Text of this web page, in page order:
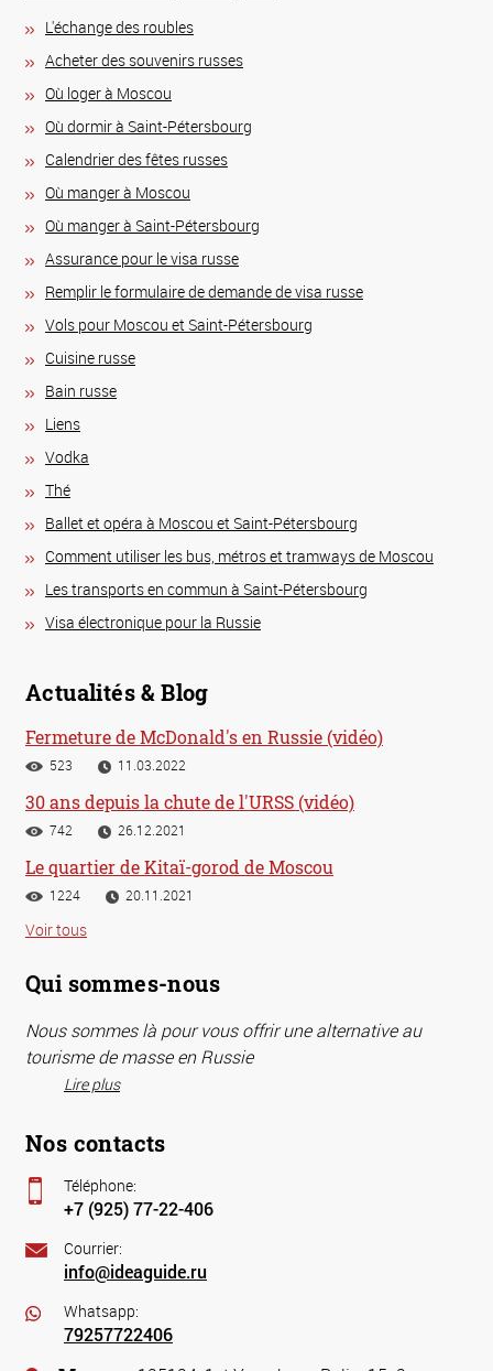
L'échange des roubles
Acheter des souvenirs russes
Où loger à Moscou
Où dormir à Saint-Pétersbourg
Calendrier des fêtes russes
Où manger à Moscou
Où manger à Saint-Pétersbourg
Assurance pour le visa russe
Remplir le formulaire de demande de visa russe
Vols pour Moscou et Saint-Pétersbourg
Сuisine russe
Bain russe
Liens
Vodka
Thé
Ballet et opéra à Moscou et Saint-Pétersbourg
Comment utiliser les bus, métros et tramways de Moscou
Les transports en commun à Saint-Pétersbourg
Visa électronique pour la Russie
Actualités & Blog
Fermeture de McDonald's en Russie (vidéo)
523 11.03.2022
30 ans depuis la chute de l'URSS (vidéo)
742 26.12.2021
Le quartier de Kitaï-gorod de Moscou
1224 20.11.2021
Voir tous
Qui sommes-nous
Nous sommes là pour vous offrir une alternative au
tourisme de masse en Russie
Lire plus
Nos contacts
Téléphone:
+7 (925) 77-22-406
Courrier:
info@ideaguide.ru
Whatsapp:
79257722406